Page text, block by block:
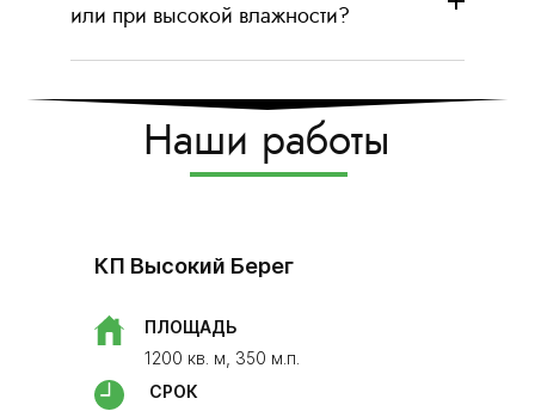
или при высокой влажности?
Наши работы
​КП Высокий Берег
ПЛОЩАДЬ
1200 кв. м, 350 м.п.
СРОК